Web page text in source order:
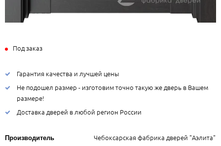
Под заказ
Гарантия качества и лучшей цены
Не подошел размер - изготовим точно такую же дверь в Вашем
размере!
Доставка дверей в любой регион России
Производитель Чебоксарская фабрика дверей "Аэлита"